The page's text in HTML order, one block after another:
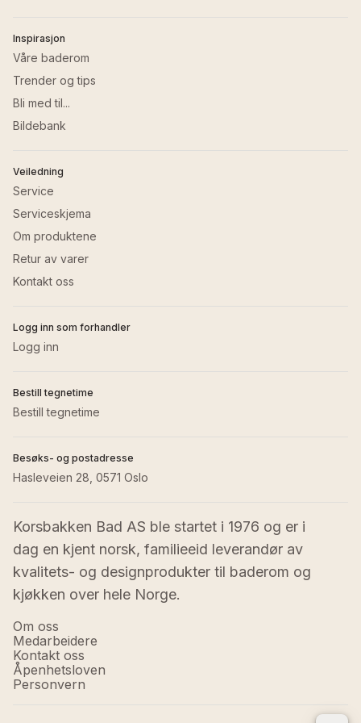
Inspirasjon
Våre baderom
Trender og tips
Bli med til...
Bildebank
Veiledning
Service
Serviceskjema
Om produktene
Retur av varer
Kontakt oss
Logg inn som forhandler
Logg inn
Bestill tegnetime
Bestill tegnetime
Besøks- og postadresse
Hasleveien 28, 0571 Oslo
Korsbakken Bad AS ble startet i 1976 og er i
dag en kjent norsk, familieeid leverandør av
kvalitets- og designprodukter til baderom og
kjøkken over hele Norge.
Om oss
Medarbeidere
Kontakt oss
Åpenhetsloven
Personvern